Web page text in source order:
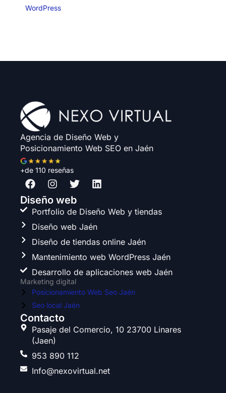
WordPress
Agencia de Diseño Web y
Posicionamiento Web SEO en Jaén
+de 110 reseñas
F
a
c
e
b
o
o
k
I
n
s
t
a
g
r
a
m
T
w
i
t
t
e
r
L
i
k
e
d
i
n
Diseño web
Portfolio de Diseño Web y tiendas
Diseño web Jaén
Diseño de tiendas online Jaén
Mantenimiento web WordPress Jaén
Desarrollo de aplicaciones web Jaén
Marketing digital
Posicionamiento Web Seo Jaén
Seo local Jaén
Contacto
Pasaje del Comercio, 10 23700 Linares
(Jaen)
953 890 112
Info@nexovirtual.net